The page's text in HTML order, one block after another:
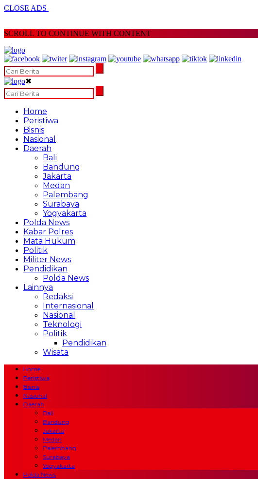
CLOSE ADS
SCROLL TO CONTINUE WITH CONTENT
✖
Home
Peristiwa
Bisnis
Nasional
Daerah
Bali
Bandung
Jakarta
Medan
Palembang
Surabaya
Yogyakarta
Polda News
Kabar Polres
Mata Hukum
Politik
Militer News
Pendidikan
Polda News
Lainnya
Redaksi
Internasional
Nasional
Teknologi
Politik
Pendidikan
Wisata
Home
Peristiwa
Bisnis
Nasional
Daerah
Bali
Bandung
Jakarta
Medan
Palembang
Surabaya
Yogyakarta
Polda News